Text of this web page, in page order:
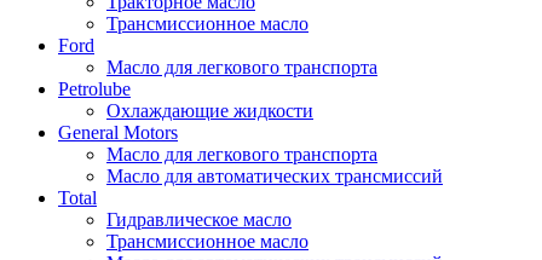
Трансмиссионное масло
Ford
Масло для легкового транспорта
Petrolube
Охлаждающие жидкости
General Motors
Масло для легкового транспорта
Масло для автоматических трансмиссий
Total
Гидравлическое масло
Трансмиссионное масло